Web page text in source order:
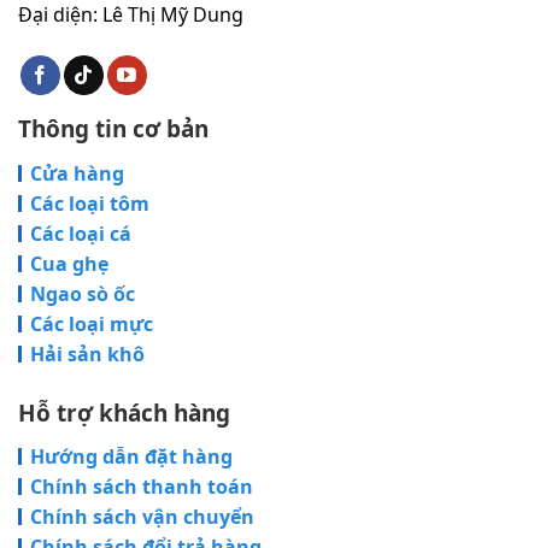
Đại diện: Lê Thị Mỹ Dung
Thông tin cơ bản
Cửa hàng
Các loại tôm
Các loại cá
Cua ghẹ
Ngao sò ốc
Các loại mực
Hải sản khô
Hỗ trợ khách hàng
Hướng dẫn đặt hàng
Chính sách thanh toán
Chính sách vận chuyển